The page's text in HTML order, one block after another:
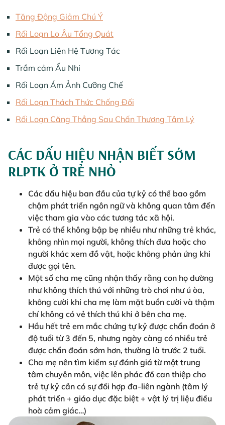
Tăng Động Giảm Chú Ý
Rối Loạn Lo Âu Tổng Quát
Rối Loạn Liên Hệ Tương Tác
Trầm cảm Ấu Nhi
Rối Loạn Ám Ảnh Cưỡng Chế
Rối Loạn Thách Thức Chống Đối
Rối Loạn Căng Thẳng Sau Chấn Thương Tâm Lý
CÁC DẤU HIỆU NHẬN BIẾT SỚM
RLPTK Ở TRẺ NHỎ
Các dấu hiệu ban đầu của tự kỷ có thể bao gồm
chậm phát triển ngôn ngữ và không quan tâm đến
việc tham gia vào các tương tác xã hội.
Trẻ có thể không bập bẹ nhiều như những trẻ khác,
không nhìn mọi người, không thích đưa hoặc cho
người khác xem đồ vật, hoặc không phản ứng khi
được gọi tên.
Một số cha mẹ cũng nhận thấy rằng con họ dường
như không thích thú với những trò chơi như ú òa,
không cười khi cha mẹ làm mặt buồn cười và thậm
chí không có vẻ thích thú khi ở bên cha mẹ.
Hầu hết trẻ em mắc chứng tự kỷ được chẩn đoán ở
độ tuổi từ 3 đến 5, nhưng ngày càng có nhiều trẻ
được chẩn đoán sớm hơn, thường là trước 2 tuổi.
Cha mẹ nên tìm kiếm sự đánh giá từ một trung
tâm chuyên môn, việc lên phác đồ can thiệp cho
trẻ tự kỷ cần có sự đối hợp đa-liên ngành (tâm lý
phát triển + giáo dục đặc biệt + vật lý trị liệu điều
hoà cảm giác…)